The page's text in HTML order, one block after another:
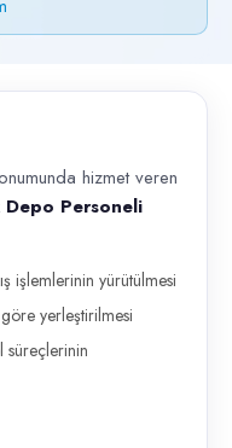
hizmet veren
Depo Personeli
işlemlerinin yürütülmesi
yerleştirilmesi
süreçlerinin